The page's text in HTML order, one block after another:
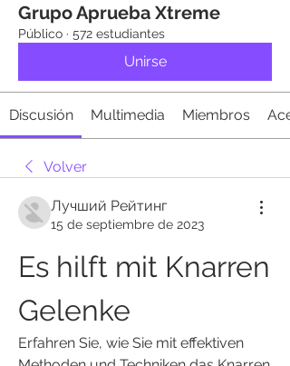
Grupo Aprueba Xtreme
Público · 572 estudiantes
Unirse
Discusión Multimedia Miembros
Volver
Лучший Рейтинг
15 de septiembre de 2023
Es hilft mit Knarren
Gelenke
Erfahren Sie, wie Sie mit effektiven